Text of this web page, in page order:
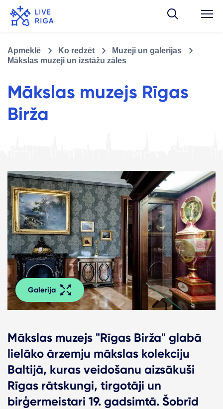
Apmeklē Ko redzēt
Muzeji un galerijas
Mākslas muzeji un izstāžu zāles
Mākslas muzejs Rīgas
Birža
Galerija
Mākslas muzejs "Rīgas Birža" glabā
lielāko ārzemju mākslas kolekciju
Baltijā, kuras veidošanu aizsākuši
Rīgas rātskungi, tirgotāji un
birģermeistari 19. gadsimtā. Šobrīd